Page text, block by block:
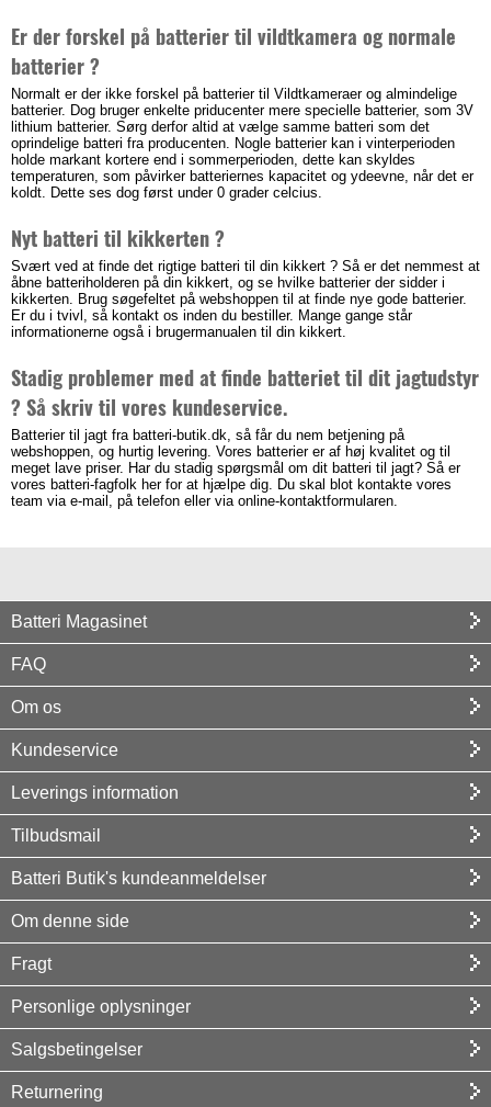
Er der forskel på batterier til vildtkamera og normale
batterier ?
Normalt er der ikke forskel på batterier til Vildtkameraer og almindelige
batterier. Dog bruger enkelte priducenter mere specielle batterier, som 3V
lithium batterier. Sørg derfor altid at vælge samme batteri som det
oprindelige batteri fra producenten. Nogle batterier kan i vinterperioden
holde markant kortere end i sommerperioden, dette kan skyldes
temperaturen, som påvirker batteriernes kapacitet og ydeevne, når det er
koldt. Dette ses dog først under 0 grader celcius.
Nyt batteri til kikkerten ?
Svært ved at finde det rigtige batteri til din kikkert ? Så er det nemmest at
åbne batteriholderen på din kikkert, og se hvilke batterier der sidder i
kikkerten. Brug søgefeltet på webshoppen til at finde nye gode batterier.
Er du i tvivl, så kontakt os inden du bestiller. Mange gange står
informationerne også i brugermanualen til din kikkert.
Stadig problemer med at finde batteriet til dit jagtudstyr
? Så skriv til vores kundeservice.
Batterier til jagt fra batteri-butik.dk, så får du nem betjening på
webshoppen, og hurtig levering. Vores batterier er af høj kvalitet og til
meget lave priser. Har du stadig spørgsmål om dit batteri til jagt? Så er
vores batteri-fagfolk her for at hjælpe dig. Du skal blot kontakte vores
team via e-mail, på telefon eller via online-kontaktformularen.
Batteri Magasinet
FAQ
Om os
Kundeservice
Leverings information
Tilbudsmail
Batteri Butik's kundeanmeldelser
Om denne side
Fragt
Personlige oplysninger
Salgsbetingelser
Returnering